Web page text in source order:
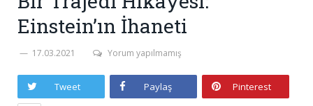
Einstein’ın İhaneti
17.03.2021 Yorum yapılmamış
Tweet Paylaş Pinterest